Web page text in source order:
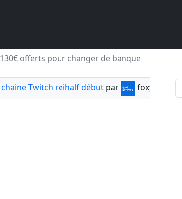
130€ offerts pour changer de banque
chaine Twitch reihalf début par foxylabnyy